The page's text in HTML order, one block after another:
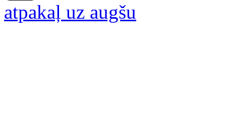
atpakaļ uz augšu